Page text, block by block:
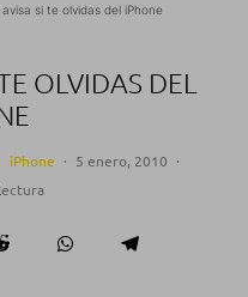
si te olvidas del iPhone
OLVIDAS DEL
iPhone · 5 enero, 2010 ·